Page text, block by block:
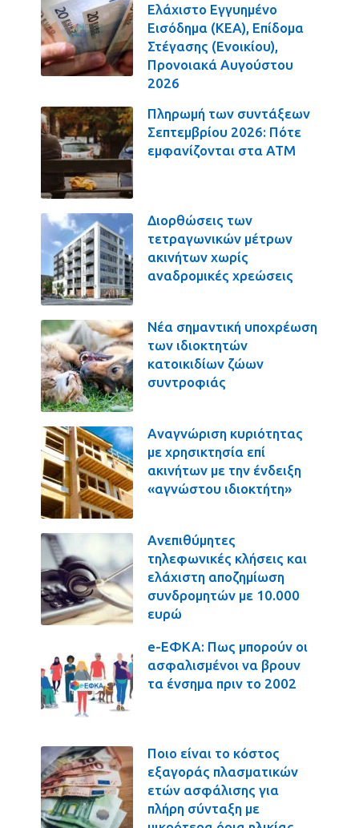
Ελάχιστο Εγγυημένο
Εισόδημα (ΚΕΑ), Επίδομα
Στέγασης (Ενοικίου),
Προνοιακά Αυγούστου
2026
Πληρωμή των συντάξεων
Σεπτεμβρίου 2026: Πότε
εμφανίζονται στα ΑΤΜ
Διορθώσεις των
τετραγωνικών μέτρων
ακινήτων χωρίς
αναδρομικές χρεώσεις
Νέα σημαντική υποχρέωση
των ιδιοκτητών
κατοικιδίων ζώων
συντροφιάς
Αναγνώριση κυριότητας
με χρησικτησία επί
ακινήτων με την ένδειξη
«αγνώστου ιδιοκτήτη»
Ανεπιθύμητες
τηλεφωνικές κλήσεις και
ελάχιστη αποζημίωση
συνδρομητών με 10.000
ευρώ
e-ΕΦΚΑ: Πως μπορούν οι
ασφαλισμένοι να βρουν
τα ένσημα πριν το 2002
Ποιο είναι το κόστος
εξαγοράς πλασματικών
ετών ασφάλισης για
πλήρη σύνταξη με